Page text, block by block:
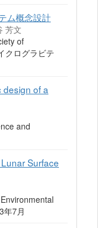
ム概念設計
芳文
of
クログラビテ
design of a
and
Surface
年7月